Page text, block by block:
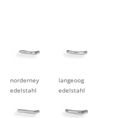
norderney
edelstahl
langeoog
edelstahl